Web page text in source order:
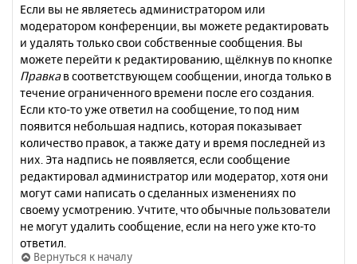
Если вы не являетесь администратором или
модератором конференции, вы можете редактировать
и удалять только свои собственные сообщения. Вы
можете перейти к редактированию, щёлкнув по кнопке
Правкав соответствующем сообщении, иногда только в
течение ограниченного времени после его создания.
Если кто-то уже ответил на сообщение, то под ним
появится небольшая надпись, которая показывает
количество правок, а также дату и время последней из
них. Эта надпись не появляется, если сообщение
редактировал администратор или модератор, хотя они
могут сами написать о сделанных изменениях по
своему усмотрению. Учтите, что обычные пользователи
не могут удалить сообщение, если на него уже кто-то
ответил.
Вернуться к началу